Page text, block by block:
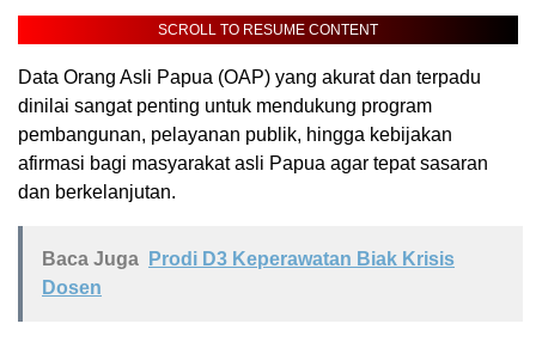
SCROLL TO RESUME CONTENT
Data Orang Asli Papua (OAP) yang akurat dan terpadu
dinilai sangat penting untuk mendukung program
pembangunan, pelayanan publik, hingga kebijakan
afirmasi bagi masyarakat asli Papua agar tepat sasaran
dan berkelanjutan.
Baca Juga
Prodi D3 Keperawatan Biak Krisis
Dosen